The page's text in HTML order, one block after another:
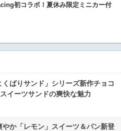
初コラボ！夏休み限定ミニカー付
くばりサンド」シリーズ新作チョコ
イーツサンドの爽快な魅力
やか「レモン」スイーツ＆パン新登